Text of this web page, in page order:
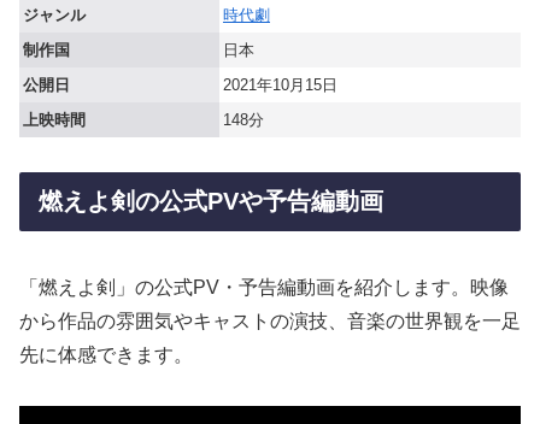
ジャンル
時代劇
制作国
日本
公開日
2021年10月15日
上映時間
148分
燃えよ剣の公式PVや予告編動画
「燃えよ剣」の公式PV・予告編動画を紹介します。映像
から作品の雰囲気やキャストの演技、音楽の世界観を一足
先に体感できます。